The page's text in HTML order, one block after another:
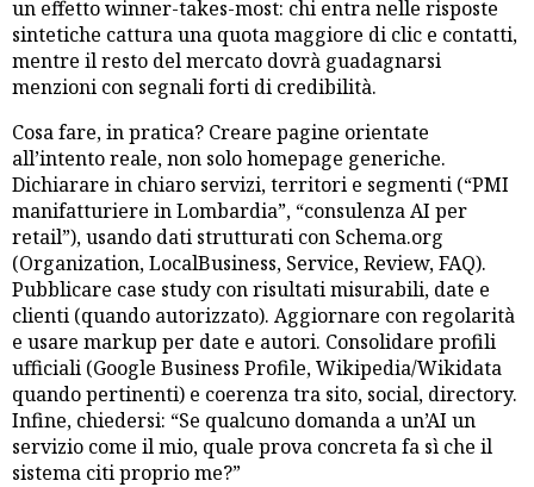
un effetto winner-takes-most: chi entra nelle risposte
sintetiche cattura una quota maggiore di clic e contatti,
mentre il resto del mercato dovrà guadagnarsi
menzioni con segnali forti di credibilità.
Cosa fare, in pratica? Creare pagine orientate
all’intento reale, non solo homepage generiche.
Dichiarare in chiaro servizi, territori e segmenti (“PMI
manifatturiere in Lombardia”, “consulenza AI per
retail”), usando dati strutturati con Schema.org
(Organization, LocalBusiness, Service, Review, FAQ).
Pubblicare case study con risultati misurabili, date e
clienti (quando autorizzato). Aggiornare con regolarità
e usare markup per date e autori. Consolidare profili
ufficiali (Google Business Profile, Wikipedia/Wikidata
quando pertinenti) e coerenza tra sito, social, directory.
Infine, chiedersi: “Se qualcuno domanda a un’AI un
servizio come il mio, quale prova concreta fa sì che il
sistema citi proprio me?”